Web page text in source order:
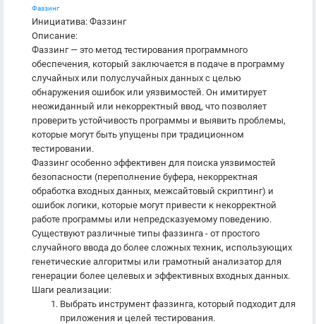
Фаззинг
Инициатива: Фаззинг
Описание:
Фаззинг — это метод тестирования программного
обеспечения, который заключается в подаче в программу
случайных или полуслучайных данных с целью
обнаружения ошибок или уязвимостей. Он имитирует
неожиданный или некорректный ввод, что позволяет
проверить устойчивость программы и выявить проблемы,
которые могут быть упущены при традиционном
тестировании.
Фаззинг особенно эффективен для поиска уязвимостей
безопасности (переполнение буфера, некорректная
обработка входных данных, межсайтовый скриптинг) и
ошибок логики, которые могут привести к некорректной
работе программы или непредсказуемому поведению.
Существуют различные типы фаззинга - от простого
случайного ввода до более сложных техник, использующих
генетические алгоритмы или грамотный анализатор для
генерации более целевых и эффективных входных данных.
Шаги реализации:
Выбрать инструмент фаззинга, который подходит для
приложения и целей тестирования.